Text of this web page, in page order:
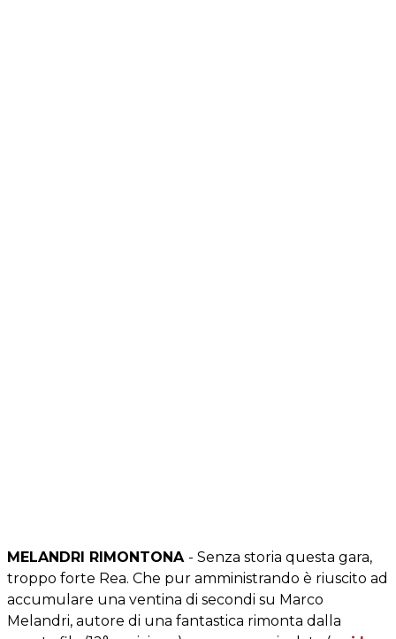
MELANDRI RIMONTONA - Senza storia questa gara,
troppo forte Rea. Che pur amministrando è riuscito ad
accumulare una ventina di secondi su Marco
Melandri, autore di una fantastica rimonta dalla